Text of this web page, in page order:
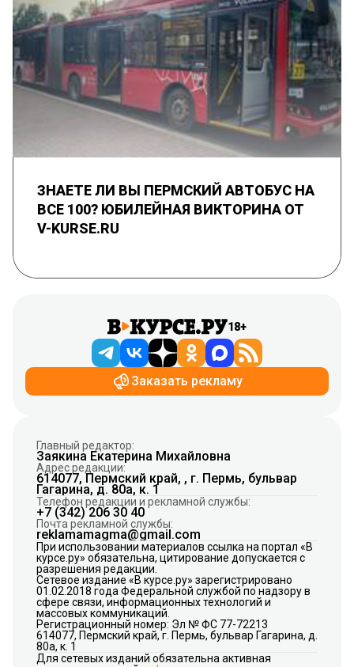
ЗНАЕТЕ ЛИ ВЫ ПЕРМСКИЙ АВТОБУС НА
ВСЕ 100? ЮБИЛЕЙНАЯ ВИКТОРИНА ОТ
V-KURSE.RU
18+
Заказать рекламу
Главный редактор:
Заякина Екатерина Михайловна
Адрес редакции:
614077, Пермский край, , г. Пермь, бульвар
Гагарина, д. 80а, к. 1
Телефон редакции и рекламной службы:
+7 (342) 206 30 40
Почта рекламной службы:
reklamamagma@gmail.com
При использовании материалов ссылка на портал «В
курсе.ру» обязательна, цитирование допускается с
разрешения редакции.
Сетевое издание «В курсе.ру» зарегистрировано
01.02.2018 года Федеральной службой по надзору в
сфере связи, информационных технологий и
массовых коммуникаций.
Регистрационный номер: Эл № ФС 77-72213
614077, Пермский край, г. Пермь, бульвар Гагарина, д.
80а, к. 1
Для сетевых изданий обязательна активная